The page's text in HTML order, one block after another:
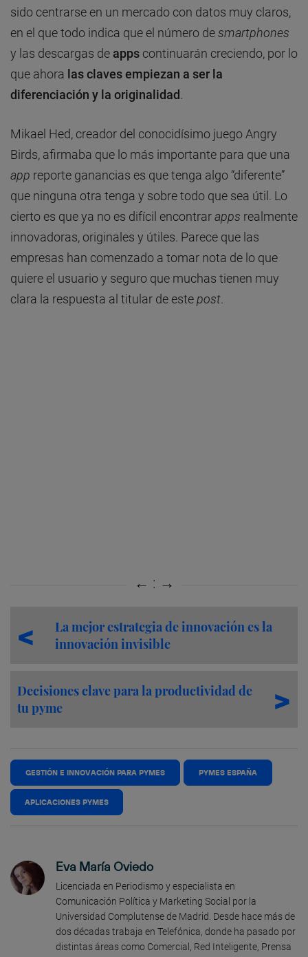
sido centrarse en un mercado con datos muy claros,
en el que todo indica que el número desmartphones
y las descargas de apps continuarán creciendo, por lo
que ahora las claves empiezan a ser la
diferenciación y la originalidad.
Mikael Hed, creador del conocidísimo juego Angry
Birds, afirmaba que lo más importante para que una
app reporte ganancias es que tenga algo “diferente”
que ninguna otra tenga y sobre todo que sea útil. Lo
cierto es que ya no es difícil encontrarapps realmente
innovadoras, originales y útiles. Parece que las
empresas han comenzado a tomar nota de lo que
quiere el usuario y seguro que muchas tienen muy
clara la respuesta al titular de estepost.
La mejor estrategia de innovación es la
innovación invisible
Decisiones clave para la productividad de
tu pyme
GESTIÓN E INNOVACIÓN PARA PYMES PYMES ESPAÑA
APLICACIONES PYMES
Eva María Oviedo
Licenciada en Periodismo y especialista en
Comunicación Política y Marketing Social por la
Universidad Complutense de Madrid. Desde hace más de
dos décadas trabaja en Telefónica, donde ha pasado por
distintas áreas como Comercial, Red Inteligente, Prensa